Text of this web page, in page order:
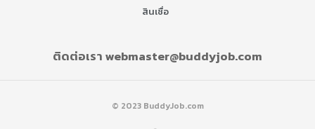
สินเชื่อ
ติดต่อเรา webmaster@buddyjob.com
© 2023 BuddyJob.com